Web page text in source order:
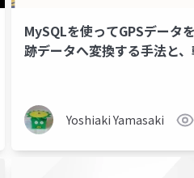
MySQLを使ってGPSデータ
跡データへ変換する手法と
Yoshiaki Yamasaki